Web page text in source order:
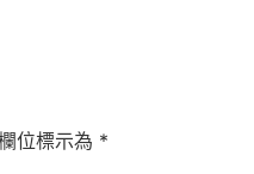
位標示為 *